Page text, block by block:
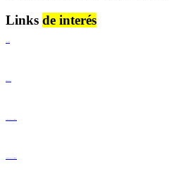
Links de interés